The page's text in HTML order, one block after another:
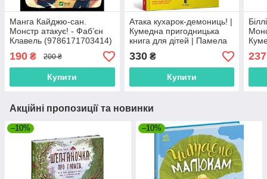
Манга Кайджю-сан.
Монстр атакує! - Фаб’єн
Клавель (9786171703414)
190 ₴ 200 ₴
Купити
Атака кухарок-демониць! |
Кумедна пригодницька
книга для дітей | Памела
Бутчарт | 9789661545761
330₴
Купити
Акційні пропозиції та новинки
–10% –10%